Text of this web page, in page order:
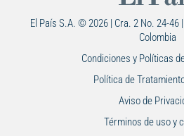
El País S.A. © 2026 | Cra. 2 No. 24-46
Colombia
Condiciones y Políticas
Política de
Aviso de
Términos de uso y